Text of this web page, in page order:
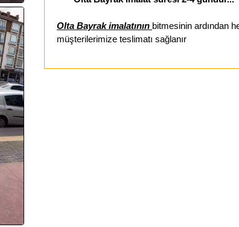
Olta Bayrak imalatının bitmesinin ardından
müşterilerimize teslimatı sağlanır